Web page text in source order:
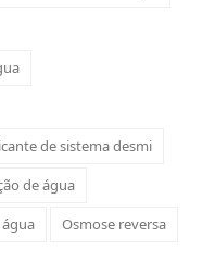
de sistema desmi
de água
Osmose reversa